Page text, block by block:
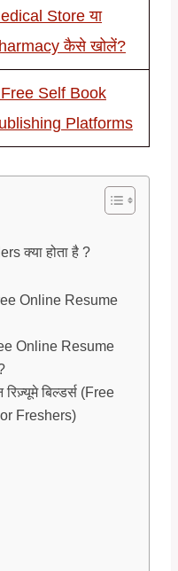
Store या
कैसे खोलें?
Self Book
Platforms
क्या होता है ?
Online Resume
Online Resume
बिल्डर्स (Free
Freshers)